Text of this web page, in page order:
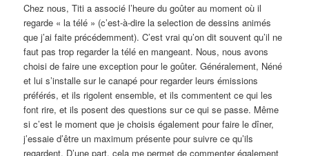
Chez nous, Titi a associé l’heure du goûter au moment où il
regarde « la télé » (c’est-à-dire la selection de dessins animés
que j’ai faite précédemment). C’est vrai qu’on dit souvent qu’il ne
faut pas trop regarder la télé en mangeant. Nous, nous avons
choisi de faire une exception pour le goûter. Généralement, Néné
et lui s’installe sur le canapé pour regarder leurs émissions
préférés, et ils rigolent ensemble, et ils commentent ce qui les
font rire, et ils posent des questions sur ce qui se passe. Même
si c’est le moment que je choisis également pour faire le dîner,
j’essaie d’être un maximum présente pour suivre ce qu’ils
regardent. D’une part, cela me permet de commenter également